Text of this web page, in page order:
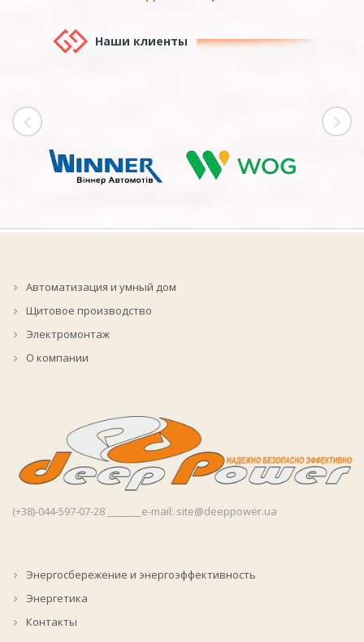
Наши клиенты
Автоматизация и умный дом
Щитовое производство
Электромонтаж
О компании
(+38)-044-597-07-28 _______e-mail: site@deeppower.ua
Энергосбережение и энергоэффективность
Энергетика
Контакты